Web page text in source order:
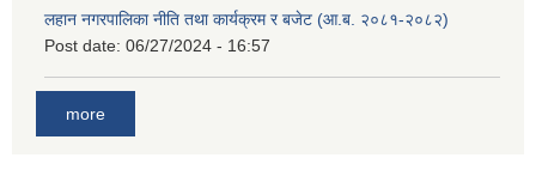
लहान नगरपालिका नीति तथा कार्यक्रम र बजेट (आ.ब. २०८१-२०८२)
Post date: 06/27/2024 - 16:57
more